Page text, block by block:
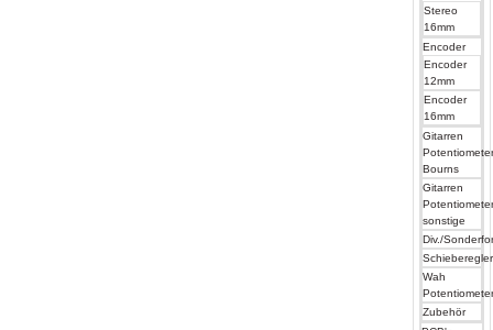
Stereo
16mm
Encoder
Encoder
12mm
Encoder
16mm
Gitarren
Bourns
Gitarren
sonstige
Div./
Schieberegler
Wah
Zubehör